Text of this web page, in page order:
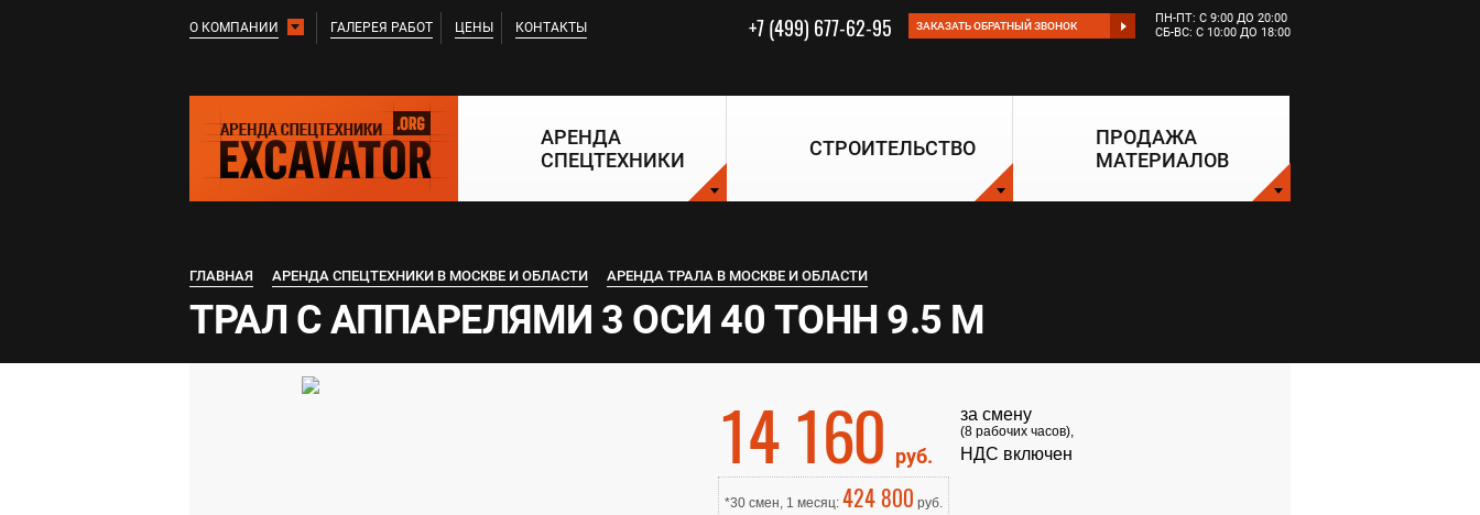
О КОМПАНИИ ГАЛЕРЕЯ РАБОТ ЦЕНЫ КОНТАКТЫ
ПН-ПТ: С 9:00 ДО 20:00
СБ-ВС: С 10:00 ДО 18:00
ЗАКАЗАТЬ ОБРАТНЫЙ ЗВОНОК
+7 (499) 677-62-95
АРЕНДА
СПЕЦТЕХНИКИ
СТРОИТЕЛЬСТВО
ПРОДАЖА
МАТЕРИАЛОВ
ГЛАВНАЯ АРЕНДА СПЕЦТЕХНИКИ В МОСКВЕ И ОБЛАСТИ АРЕНДА ТРАЛА В МОСКВЕ И ОБЛАСТИ
ТРАЛ С АППАРЕЛЯМИ 3 ОСИ 40 ТОНН 9.5 М
14 160руб.
за смену
(8 рабочих часов),
НДС включен
*30 смен, 1 месяц: 424 800 руб.